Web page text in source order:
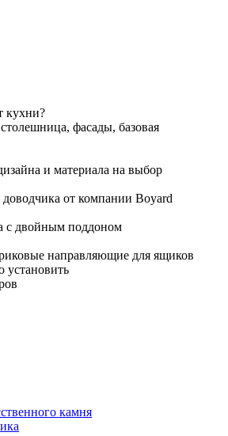
кухни?
фасады, базовая
и материала на выбор
от компании Boyard
с двойным поддоном
направляющие для ящиков
установить
камня